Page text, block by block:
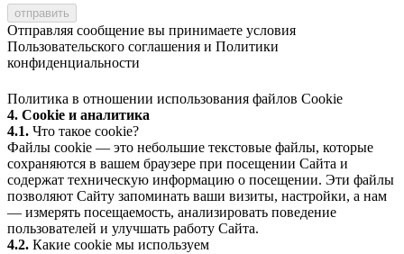
Отправляя сообщение вы принимаете условия
Пользовательского соглашения и Политики
конфиденциальности
Политика в отношении использования файлов Cookie
4. Cookie и аналитика
4.1. Что такое cookie?
Файлы cookie — это небольшие текстовые файлы, которые
сохраняются в вашем браузере при посещении Сайта и
содержат техническую информацию о посещении. Эти файлы
позволяют Сайту запоминать ваши визиты, настройки, а нам
— измерять посещаемость, анализировать поведение
пользователей и улучшать работу Сайта.
4.2. Какие cookie мы используем